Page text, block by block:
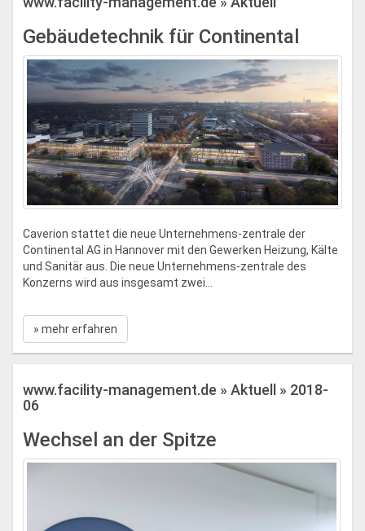
Gebäudetechnik für Continental
Caverion stattet die neue Unternehmens-zentrale der
Continental AG in Hannover mit den Gewerken Heizung, Kälte
und Sanitär aus. Die neue Unternehmens-zentrale des
Konzerns wird aus insgesamt zwei...
» mehr erfahren
www.facility-management.de » Aktuell » 2018-
06
Wechsel an der Spitze